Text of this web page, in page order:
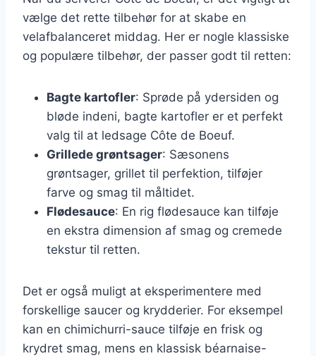
vælge det rette tilbehør for at skabe en
velafbalanceret middag. Her er nogle klassiske
og populære tilbehør, der passer godt til retten:
Bagte kartofler: Sprøde på ydersiden og
bløde indeni, bagte kartofler er et perfekt
valg til at ledsage Côte de Boeuf.
Grillede grøntsager: Sæsonens
grøntsager, grillet til perfektion, tilføjer
farve og smag til måltidet.
Flødesauce: En rig flødesauce kan tilføje
en ekstra dimension af smag og cremede
tekstur til retten.
Det er også muligt at eksperimentere med
forskellige saucer og krydderier. For eksempel
kan en chimichurri-sauce tilføje en frisk og
krydret smag, mens en klassisk béarnaise-